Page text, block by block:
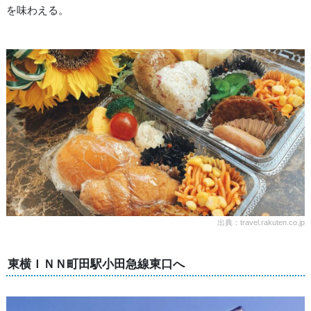
を味わえる。
出典：travel.rakuten.co.jp
東横ＩＮＮ町田駅小田急線東口へ